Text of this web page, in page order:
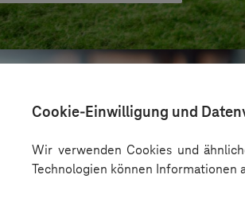
Cookie-Einwilligung und
Wir verwenden Cookies und
Technologien können Informationen